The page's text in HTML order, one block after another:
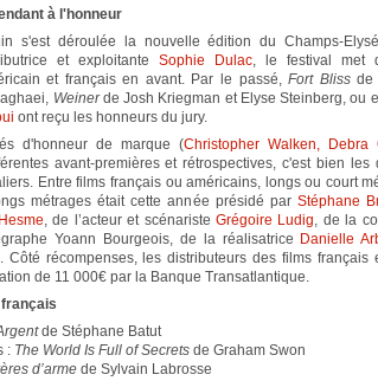
à l'honneur
s'est déroulée la nouvelle édition du Champs-
et exploitante Sophie Dulac, le festival met
et français en avant. Par le passé,Fort Blissde
Weinerde Josh Kriegman et Elyse Steinberg, ou
ont reçu les honneurs du jury.
d'honneur de marque (Christopher Walken,
avant-premières et rétrospectives, c'est bien les
Entre films français ou américains, longs ou court
métrages était cette année présidé par Stéphane
, de l’acteur et scénaristeGrégoire Ludig, de la
Yoann Bourgeois, de la réalisatrice Danielle
Côté récompenses, les distributeurs des films
de 11 000€ par la Banque Transatlantique.
de Stéphane Batut
: The World Is Full of Secrets de Graham Swon
d’arme de Sylvain Labrosse